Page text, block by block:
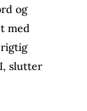
og
med
slutter